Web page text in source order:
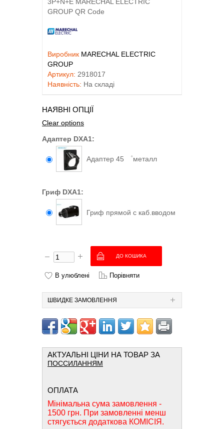
Виробник MARECHAL ELECTRIC
GROUP
Артикул: 2918017
Наявність: На складі
НАЯВНІ ОПЦІЇ
Clear options
Адаптер DXA1:
Адаптер 45 ゜металл
Гриф DXA1:
Гриф прямой с каб.вводом
В улюблені Порівняти
ШВИДКЕ ЗАМОВЛЕННЯ
АКТУАЛЬНІ ЦІНИ НА ТОВАР ЗА
ПОССИЛАННЯМ
ОПЛАТА
Мінімальна сума замовлення -
1500 грн. При замовленні менш
стягується додаткова КОМІСІЯ.